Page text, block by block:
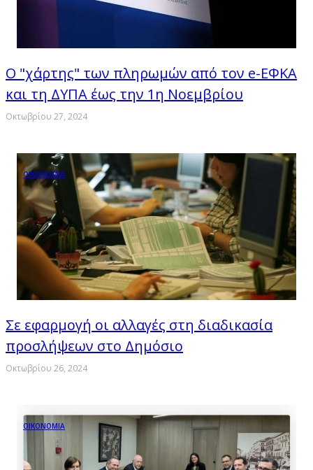
Ο "χάρτης" των πληρωμών από τον e-ΕΦΚΑ
και τη ΔΥΠΑ έως την 1η Νοεμβρίου
Οκτωβρίου 27, 2024
ΟΙΚΟΝΟΜΙΑ
Σε εφαρμογή οι αλλαγές στη διαδικασία
προσλήψεων στο Δημόσιο
Οκτωβρίου 26, 2024
ΟΙΚΟΝΟΜΙΑ